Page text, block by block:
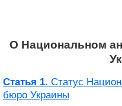
О Национальном
Статья 1. Статус
бюро Украины